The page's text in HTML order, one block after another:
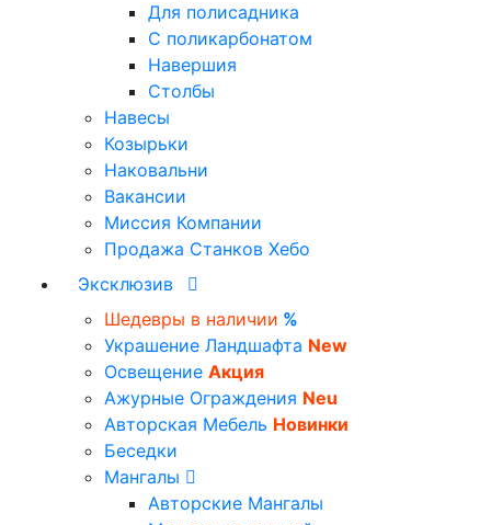
Для полисадника
С поликарбонатом
Навершия
Столбы
Навесы
Козырьки
Наковальни
Вакансии
Миссия Компании
Продажа Станков Хебо
Эксклюзив
Шедевры в наличии %
Украшение Ландшафта New
Освещение Акция
Ажурные Ограждения Neu
Авторская Мебель Новинки
Беседки
Мангалы
Авторские Мангалы